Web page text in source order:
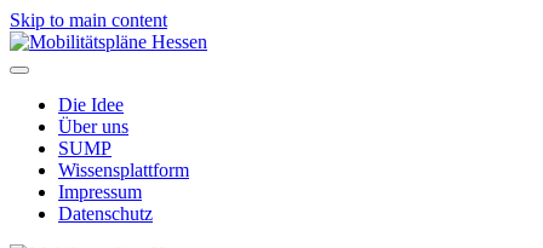
Skip to main content
Die Idee
Über uns
SUMP
Wissensplattform
Impressum
Datenschutz